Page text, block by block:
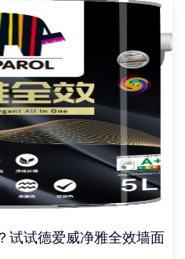
试试德爱威净雅全效墙面